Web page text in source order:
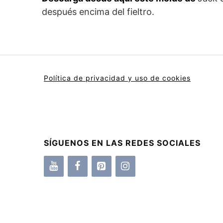
después encima del fieltro.
Política de privacidad y uso de cookies
SÍGUENOS EN LAS REDES SOCIALES